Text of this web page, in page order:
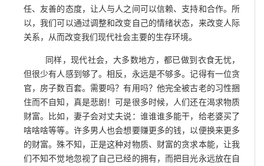
任、友善的态度，让人与人之间可以信赖、支持和合作。所
以，我们可以通过调整和改变自己的情绪状态，来改变人际
关系，从而改变我们现代社会主要的生存环境。
同样，现代社会，大多数地方，都已做到衣食无忧，
但很少有人感到够了。相反，永远是不够多。记得有一位贪
官，房子数百套。需要吗？有用吗？他完全被古老的习性捆
住而不自知，真是悲剧！可是很多时候，人们还在渴求物质
财富。比如，妻子会对丈夫说：谁谁谁多能干，给老婆买了
啥啥啥等等。许多男人也会想要赚更多的钱，以便换来更多
的财富。殊不知，正是这种对物质、财富的贪求本能，让我
们不知不觉地忽视了自己已经的拥有，而把目光永远放在自